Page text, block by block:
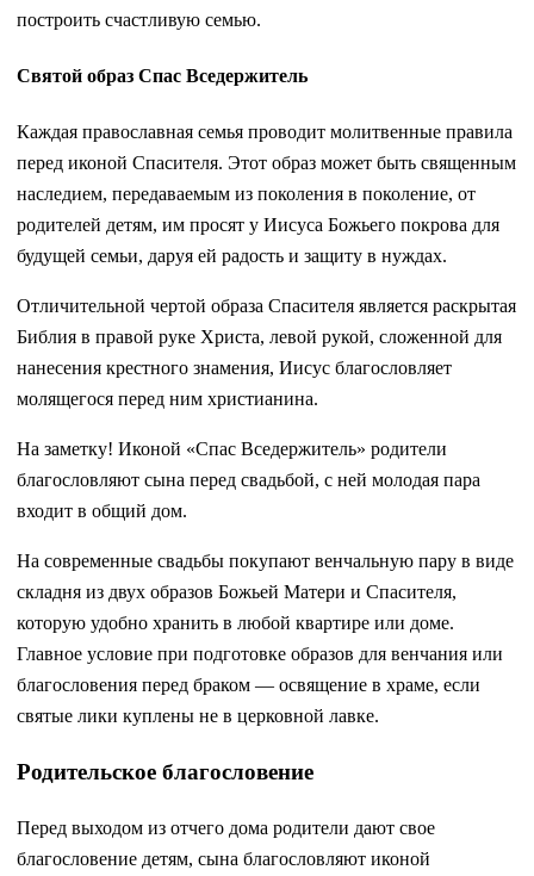
построить счастливую семью.
Святой образ Спас Вседержитель
Каждая православная семья проводит молитвенные правила
перед иконой Спасителя. Этот образ может быть священным
наследием, передаваемым из поколения в поколение, от
родителей детям, им просят у Иисуса Божьего покрова для
будущей семьи, даруя ей радость и защиту в нуждах.
Отличительной чертой образа Спасителя является раскрытая
Библия в правой руке Христа, левой рукой, сложенной для
нанесения крестного знамения, Иисус благословляет
молящегося перед ним христианина.
На заметку! Иконой «Спас Вседержитель» родители
благословляют сына перед свадьбой, с ней молодая пара
входит в общий дом.
На современные свадьбы покупают венчальную пару в виде
складня из двух образов Божьей Матери и Спасителя,
которую удобно хранить в любой квартире или доме.
Главное условие при подготовке образов для венчания или
благословения перед браком — освящение в храме, если
святые лики куплены не в церковной лавке.
Родительское благословение
Перед выходом из отчего дома родители дают свое
благословение детям, сына благословляют иконой